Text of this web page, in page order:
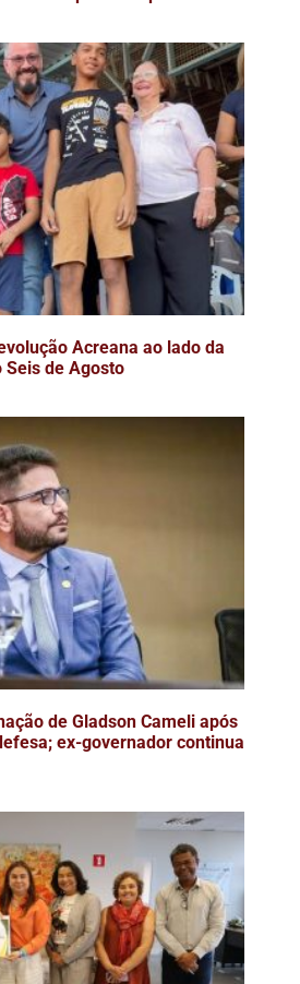
Acreana ao lado da
Seis de Agosto
de Gladson Cameli após
ex-governador continua